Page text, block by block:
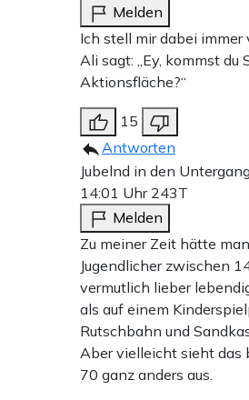
Melden
Ich stell mir dabei immer
Ali sagt: „Ey, kommst du
Aktionsfläche?“
15
Antworten
Jubelnd in den Untergang
14:01 Uhr 243T
Melden
Zu meiner Zeit hätte
Jugendlicher zwischen
vermutlich lieber
als auf einem
Rutschbahn und
Aber vielleicht sieht das
70 ganz anders aus.